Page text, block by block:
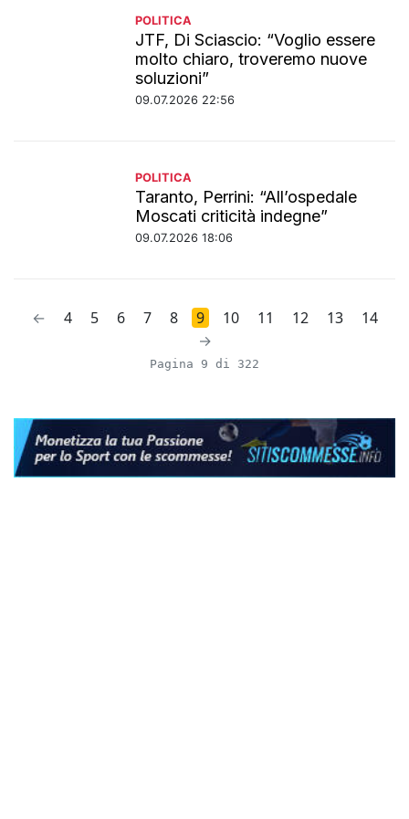
POLITICA
JTF, Di Sciascio: “Voglio essere
molto chiaro, troveremo nuove
soluzioni”
09.07.2026 22:56
POLITICA
Taranto, Perrini: “All’ospedale
Moscati criticità indegne”
09.07.2026 18:06
← 4 5 6 7 8 9 10 11 12 13
14
→
Pagina 9 di 322